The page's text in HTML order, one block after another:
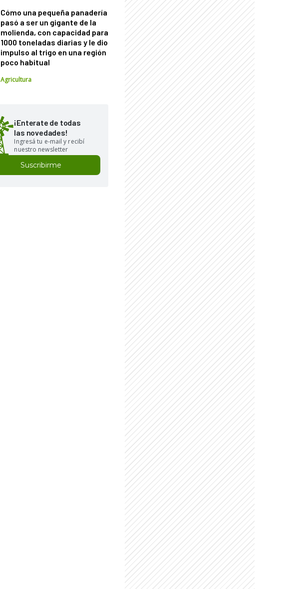
Cómo una pequeña panadería
pasó a ser un gigante de la
molienda, con capacidad para
1000 toneladas diarias y le dio
impulso al trigo en una región
poco habitual
Agricultura
¡Enterate de todas
las novedades!
Ingresá tu e-mail y recibí
nuestro newsletter
Suscribirme